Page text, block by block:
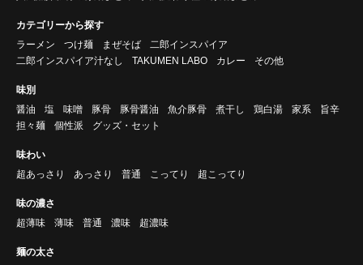
カテゴリーから探す
ラーメン
つけ麺 まぜそば
二郎インスパイア
二郎インスパイア汁なし
TAKUMEN LABO カレー その他
味別
醤油
塩 味噌 豚骨 豚骨醤油 魚介豚骨 煮干し 鶏白湯 家系
旨辛
担々麺
個性派 グッズ・セット
味わい
超あっさり
あっさり 普通 こってり 超こってり
味の濃さ
超薄味
薄味 普通 濃味 超濃味
麺の太さ